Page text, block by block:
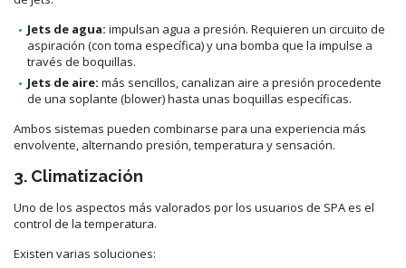
Jets de agua: impulsan agua a presión. Requieren un circuito de
aspiración (con toma específica) y una bomba que la impulse a
través de boquillas.
Jets de aire: más sencillos, canalizan aire a presión procedente
de una soplante (blower) hasta unas boquillas específicas.
Ambos sistemas pueden combinarse para una experiencia más
envolvente, alternando presión, temperatura y sensación.
3. Climatización
Uno de los aspectos más valorados por los usuarios de SPA es el
control de la temperatura.
Existen varias soluciones: